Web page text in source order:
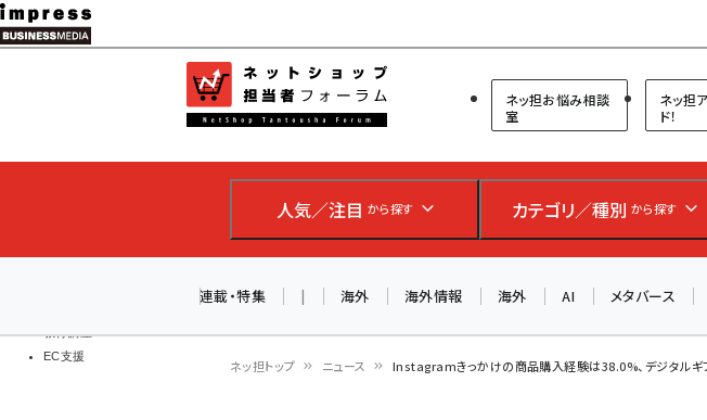
メ
イ
ン
ツ
移
教育講座
EC支援
ネットショップ担当者フォーラム
ネッ担お悩み相談
室
ネッ担
ド！
人気／注目 から探す カテゴリ／種別 から探す
連載・特集 | 海外 海外情報 海外 AI メタバース
ネッ担トップ ニュース Instagramきっかけの商品購入経験は38.0%、デジタルギ
AIが買い物を代行する時
アルペン、オイシックス
ミナー（8/26＠